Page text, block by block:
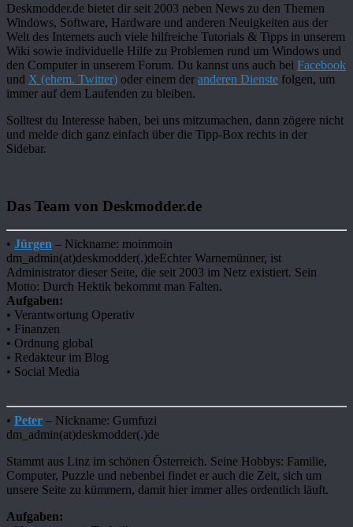
Deskmodder.de bietet dir seit 2003 neben News zu den Themen
Windows, Software, Hardware und anderen Neuigkeiten aus der
Welt des Internets auch viele hilfreiche Tutorials & Tipps in unserem
Wiki sowie individuelle Hilfe zu Problemen rund um Windows und
den Computer in unserem Forum. Du kannst uns auch bei Facebook
und X (ehem. Twitter) oder einem der anderen Dienste folgen, um
immer auf dem Laufenden zu bleiben.
Solltest du Interesse haben, bei uns mitzumachen, dann zögere nicht
und melde dich ganz einfach über die Tipp-Box rechts in der
Sidebar.
Das Team von Deskmodder.de
• Jürgen – Nickname: moinmoin
dm_admin(at)deskmodder(.)deEchter Warnemünner, ist
Administrator dieser Seite, die seit 2003 im Netz existiert. Sein
Motto: Durch Hektik bekommt man Falten.
Aufgaben:
• Verantwortung Operativ
• Finanzen
• Ordnung global
• Redakteur im Blog
• Social Media
• Peter – Nickname: Gumfuzi
dm_admin(at)deskmodder(.)de
Stammt aus Linz im schönen Österreich. Seine Hobbys: Familie,
Computer, Puzzle und nebenbei findet er auch die Zeit, sich um
unsere Seite zu kümmern, damit hier immer alles ordentlich läuft.
Aufgaben: